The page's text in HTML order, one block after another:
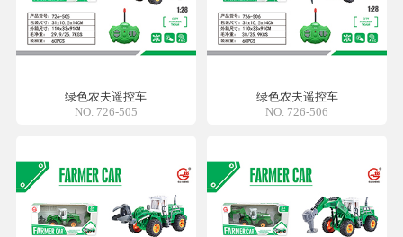
绿色农夫遥控车
NO. 726-505
绿色农夫遥控车
NO. 726-506